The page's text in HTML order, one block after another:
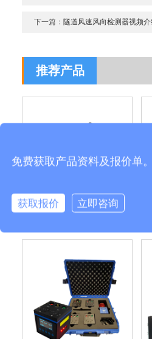
下一篇： 隧道风速风向检测器视频介
推荐产品
免费获取产品资料及报价单
获取报价 立即咨询